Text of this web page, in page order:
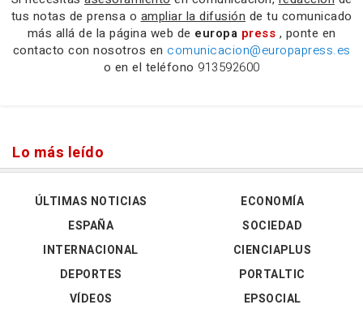
tus notas de prensa o ampliar la difusión de tu comunicado
más allá de la página web de europa press , ponte en
contacto con nosotros en comunicacion@europapress.es
o en el teléfono 913592600
Lo más leído
ÚLTIMAS NOTICIAS
ESPAÑA
INTERNACIONAL
DEPORTES
VÍDEOS
ECONOMÍA
SOCIEDAD
CIENCIAPLUS
PORTALTIC
EPSOCIAL